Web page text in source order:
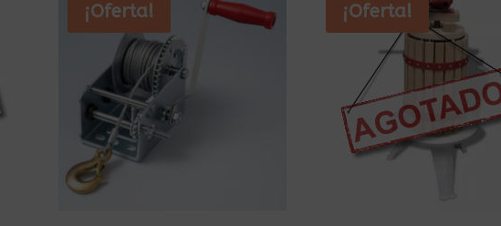
¡Oferta! ¡Oferta!